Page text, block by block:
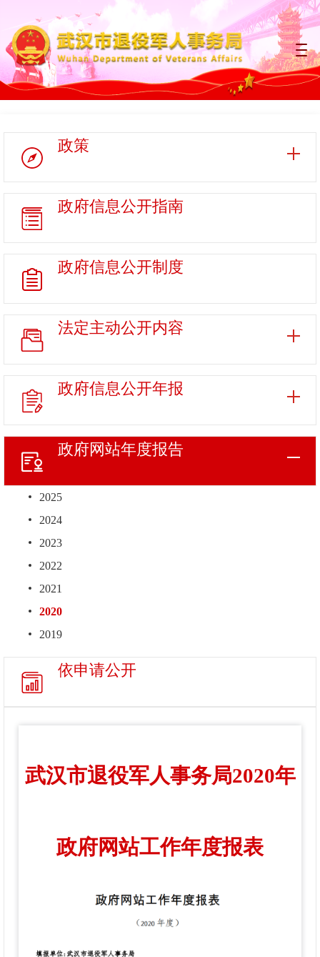
政策
政府信息公开指南
政府信息公开制度
法定主动公开内容
政府信息公开年报
政府网站年度报告
2025
2024
2023
2022
2021
2020
2019
依申请公开
武汉市退役军人事务局2020年
政府网站工作年度报表